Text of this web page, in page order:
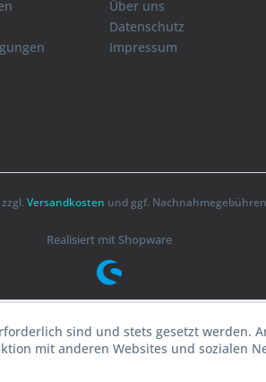
Über uns
Datenschutz
Impressum
Versandkosten und ggf.
Realisiert mit Shopware
sind und stets gesetzt werden.
mit anderen Websites und sozialen